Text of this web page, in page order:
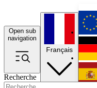
Open sub
navigation
Recherche
Français